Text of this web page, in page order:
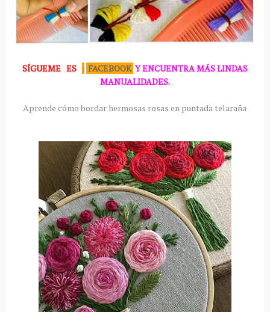
SÍGUEME ES : FACEBOOK Y ENCUENTRA MÁS LINDAS
MANUALIDADES.
Aprende cómo bordar hermosas rosas en puntada telaraña